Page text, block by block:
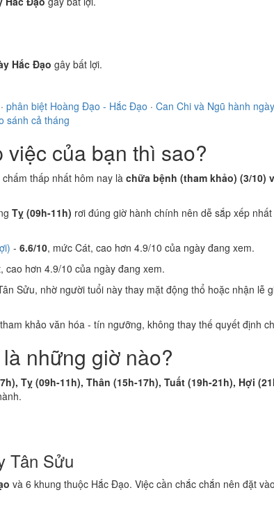
Hắc Đạo gây bất lợi.
· phân biệt Hoàng Đạo - Hắc Đạo · Can Chi và Ngũ hành ngày
sánh cả tháng
của bạn thì sao?
thấp nhất hôm nay là chữa bệnh (tham khảo) (3/10)
Tỵ (09h-11h) rơi đúng giờ hành chính nên dễ sắp xếp
- 6.6/10, mức Cát, cao hơn 4.9/10 của ngày đang xem.
cao hơn 4.9/10 của ngày đang xem.
Sửu, nhờ người tuổi này thay mặt động thổ hoặc nhận lễ
khảo văn hóa - tín ngưỡng, không thay thế quyết định
những giờ nào?
Tỵ (09h-11h), Thân (15h-17h), Tuất (19h-21h), Hợi
Tân Sửu
và 6 khung thuộc Hắc Đạo. Việc cần chắc chắn nên đặt